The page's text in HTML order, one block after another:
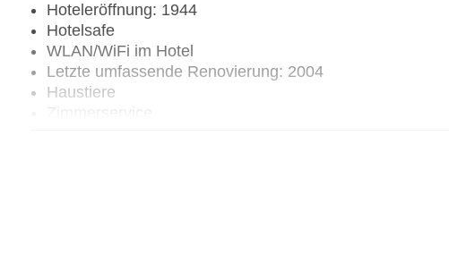
Hoteleröffnung: 1944
Hotelsafe
WLAN/WiFi im Hotel
Letzte umfassende Renovierung: 2004
Haustiere